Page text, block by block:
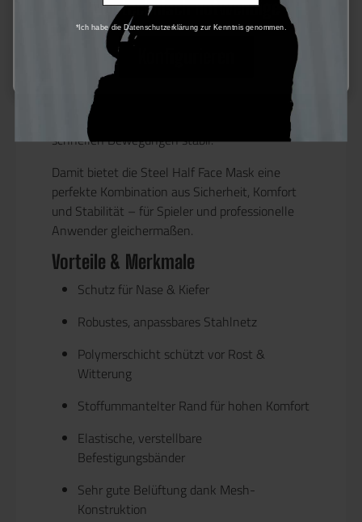
Outdoor-Einsätze und Airsoft-Spiele.
Der Tragekomfort wird durch einen
stoffummantelten Rand
Druckstellen reduziert. Die Maske wird über
elastische, vollständig verstellbare Bänder
sicher am Kopf fixiert und bleibt auch bei
schnellen Bewegungen stabil.
Damit bietet die Steel Half Face Mask eine
perfekte Kombination aus Sicherheit, Komfort
und Stabilität – für Spieler und professionelle
Anwender gleichermaßen.
Vorteile & Merkmale
Schutz für Nase & Kiefer
Robustes, anpassbares Stahlnetz
Polymerschicht schützt vor Rost &
Witterung
Stoffummantelter Rand für hohen Komfort
Elastische, verstellbare
Befestigungsbänder
Sehr gute Belüftung dank Mesh-
Konstruktion
Nur technisch notwendige
*Ich habe die Datenschutzerklärung zur Kenntnis genommen.